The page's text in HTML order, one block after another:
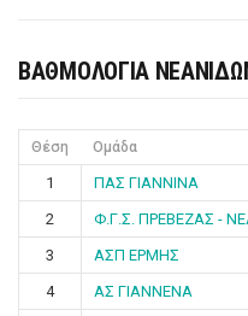
ΒΑΘΜΟΛΟΓΙΑ
Θέση Ομάδα
1 ΠΑΣ ΓΙΑΝΝΙΝΑ
2
Φ.Γ.Σ. ΠΡΕΒΕΖΑΣ -
3
ΑΣΠ ΕΡΜΗΣ
4
ΑΣ ΓΙΑΝΝΕΝΑ